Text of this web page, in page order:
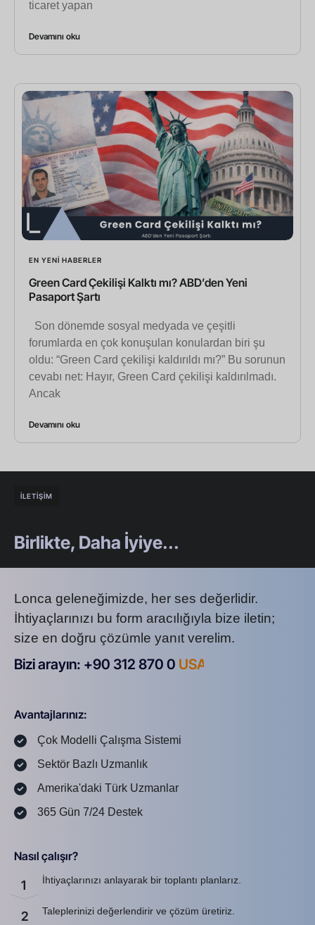
ticaret yapan
Devamını oku
EN YENI HABERLER
Green Card Çekilişi Kalktı mı? ABD’den Yeni
Pasaport Şartı
Son dönemde sosyal medyada ve çeşitli
forumlarda en çok konuşulan konulardan biri şu
oldu: “Green Card çekilişi kaldırıldı mı?” Bu sorunun
cevabı net: Hayır, Green Card çekilişi kaldırılmadı.
Ancak
Devamını oku
İLETİŞİM
Birlikte, Daha İyiye...
Lonca geleneğimizde, her ses değerlidir.
İhtiyaçlarınızı bu form aracılığıyla bize iletin;
size en doğru çözümle yanıt verelim.
Bizi arayın: +90 312 870 0 USA
Avantajlarınız:
Çok Modelli Çalışma Sistemi
Sektör Bazlı Uzmanlık
Amerika'daki Türk Uzmanlar
365 Gün 7/24 Destek
Nasıl çalışır?
1 İhtiyaçlarınızı anlayarak bir toplantı planlarız.
2 Taleplerinizi değerlendirir ve çözüm üretiriz.